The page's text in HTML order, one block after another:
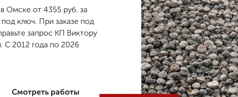
Омске от 4355 руб. за
под ключ. При заказе под
запрос КП Виктору
С 2012 года по 2026
Смотреть работы